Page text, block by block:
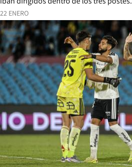
22 ENERO